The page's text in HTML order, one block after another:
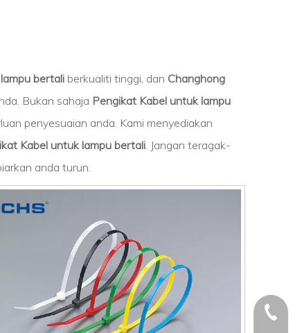
bertali berkualiti tinggi, dan Changhong
Bukan sahaja Pengikat Kabel untuk lampu
penyesuaian anda. Kami menyediakan
Kabel untuk lampu bertali. Jangan teragak-
anda turun.
+86 -